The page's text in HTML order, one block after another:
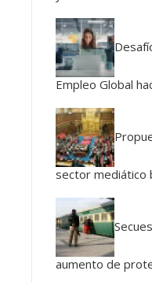
Empleo Global
sector mediático
aumento de